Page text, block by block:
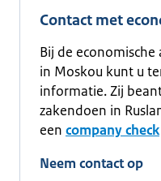
Contact met
Bij de
in Moskou kunt u
informatie. Zij
zakendoen in
een company check
Neem contact op